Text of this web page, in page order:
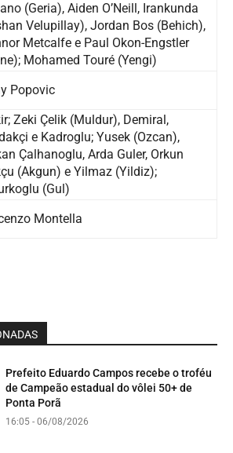
(Geria), Aiden O’Neill, Irankunda
Velupillay), Jordan Bos (Behich),
Metcalfe e Paul Okon-Engstler
Mohamed Touré (Yengi)
Popovic
Zeki Çelik (Muldur), Demiral,
e Kadroglu; Yusek (Ozcan),
Çalhanoglu, Arda Guler, Orkun
(Akgun) e Yilmaz (Yildiz);
(Gul)
Montella
Prefeito Eduardo Campos recebe o troféu
de Campeão estadual do vôlei 50+ de
Ponta Porã
16:05 - 06/08/2026